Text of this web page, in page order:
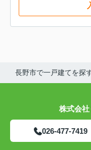
長野市で一戸建てを探
株式会
026-477-7419